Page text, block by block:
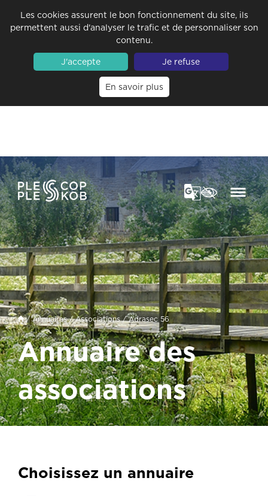
Les cookies assurent le bon fonctionnement du site, ils
permettent aussi d'analyser le trafic et de personnaliser son
contenu.
J'accepte
Je refuse
En savoir plus
/Annuaires/Associations/ Adrasec 56
Annuaire des
associations
Choisissez un annuaire